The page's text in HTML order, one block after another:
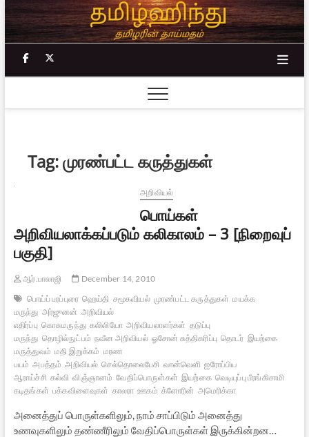
Skip
to
content
facebook
Tag:முரண்பட்ட கருத்துகள்
அறிவியல்
பொய்கள்
அறிவியலாக்கப்படும் கலிகாலம் – 3 [நிறைவுப்
பகுதி]
ஆர்.பாலாஜி
December 14, 2010
பொய்ப் பரப்புரை ஹெய்தி சமூகவியல் முரண்பட்ட கருத்துகள் மயக்க
மருந்து அர்ஜுனன் அறிவியல்
எதிர்ப்பு கொசுமருந்து கலிலியோ அறிவியலாளர்கள் தடுப்பு
மருந்து தொழில்நுட்பம் நவீன அறிவியல் ஓசோன் சுத்திகரிப்பு தொடர் இயற்கை
மருத்துவம் மதி இறுக்கம் மரண
பயம் அபத்தம் அறிவியல் செல்தொலைபேசி வான்வெளி ஐரோப்பிய
ஆராய்ச்சி கல்வி விஞ்ஞானம் வேதிப்பொருள்கள் இயற்கை வெடியுப்பு பீரங்கிசாமி
கடிதங்கள் பக்கவிளைவுகள் காலரா ஊகம் க்ளோரின் அமெரிக்கா
அனைத்துப் பொருள்களிலும், நாம் சாப்பிடும் அனைத்து
உணவுகளிலும் தண்ணீரிலும் வேதிப்பொருள்கள் இருக்கின்றன…